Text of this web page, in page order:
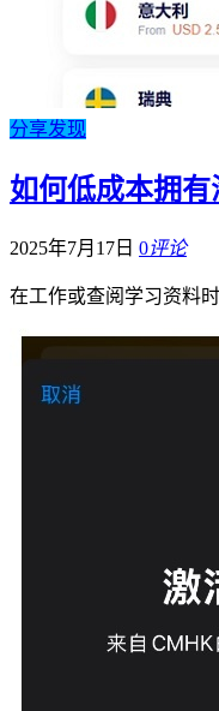
分享发现
如何低成本拥有
2025年7月17日 0评论
在工作或查阅学习资料